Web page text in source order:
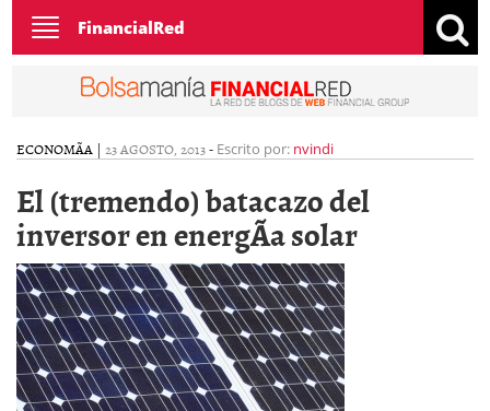
Toggle
navigation
FinancialRed
ECONOMÃ­A | 23 AGOSTO, 2013- Escrito por: nvindi
El (tremendo) batacazo del
inversor en energÃ­a solar